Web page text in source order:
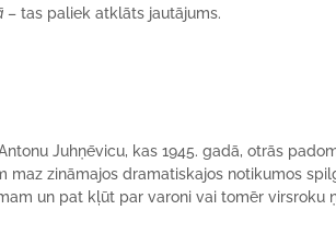
– tas paliek atklāts jautājums.
Juhņēvicu, kas 1945. gadā, otrās
maz zināmajos dramatiskajos notikumos
un pat kļūt par varoni vai tomēr virsroku